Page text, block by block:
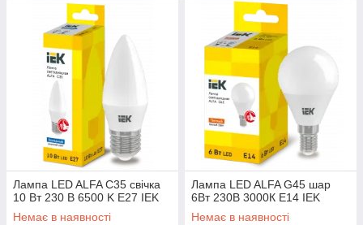
Лампа LED ALFA C35 свічка
10 Вт 230 В 6500 K E27 IEK
Немає в наявності
Лампа LED ALFA G45 шар
6Вт 230В 3000К E14 IEK
Немає в наявності